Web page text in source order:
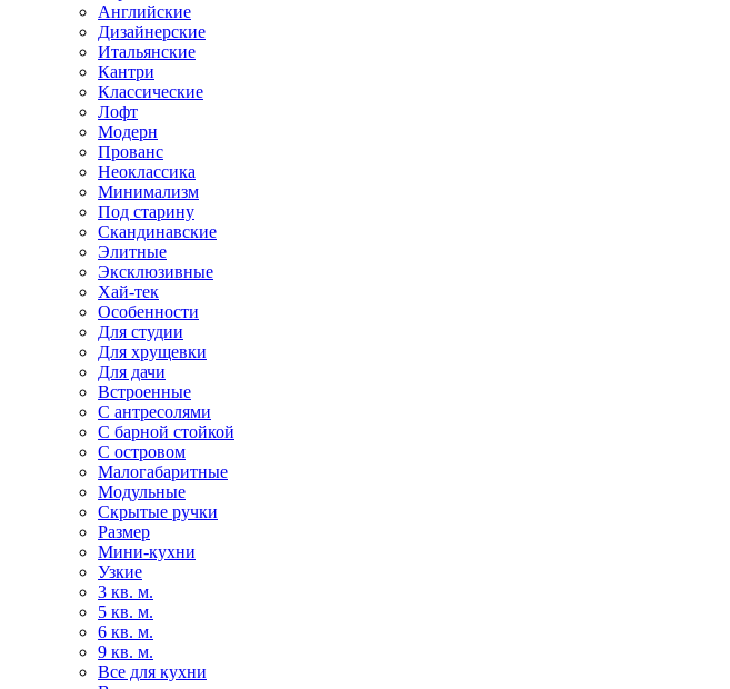
Английские
Дизайнерские
Итальянские
Кантри
Классические
Лофт
Модерн
Прованс
Неоклассика
Минимализм
Под старину
Скандинавские
Элитные
Эксклюзивные
Хай-тек
Особенности
Для студии
Для хрущевки
Для дачи
Встроенные
С антресолями
С барной стойкой
С островом
Малогабаритные
Модульные
Скрытые ручки
Размер
Мини-кухни
Узкие
3 кв. м.
5 кв. м.
6 кв. м.
9 кв. м.
Все для кухни